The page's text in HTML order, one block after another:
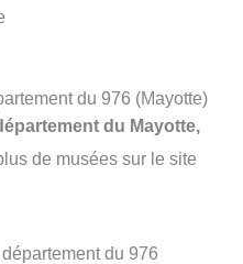
du 976 (Mayotte)
du Mayotte,
de musées sur le site
du 976